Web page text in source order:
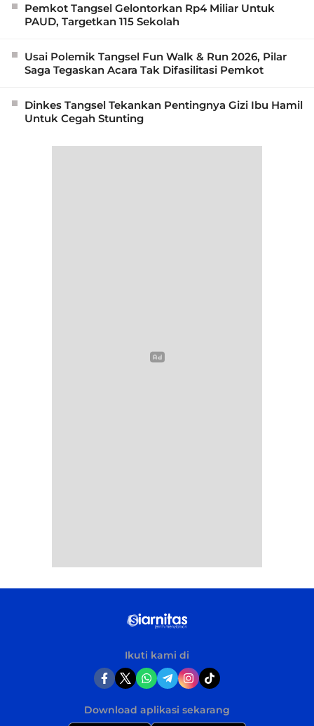
Pemkot Tangsel Gelontorkan Rp4 Miliar Untuk
PAUD, Targetkan 115 Sekolah
Usai Polemik Tangsel Fun Walk & Run 2026, Pilar
Saga Tegaskan Acara Tak Difasilitasi Pemkot
Dinkes Tangsel Tekankan Pentingnya Gizi Ibu Hamil
Untuk Cegah Stunting
Ikuti kami di
Download aplikasi sekarang